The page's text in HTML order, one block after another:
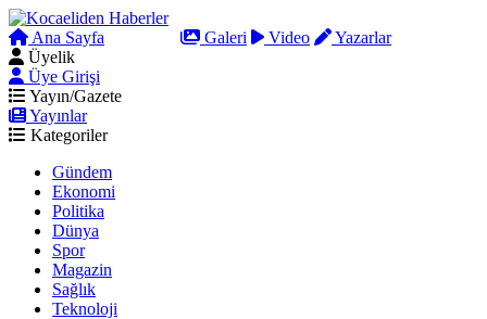
Ana Sayfa Galeri Video
Yazarlar
Üyelik
Üye Girişi
Yayın/Gazete
Yayınlar
Kategoriler
Gündem
Ekonomi
Politika
Dünya
Spor
Magazin
Sağlık
Teknoloji